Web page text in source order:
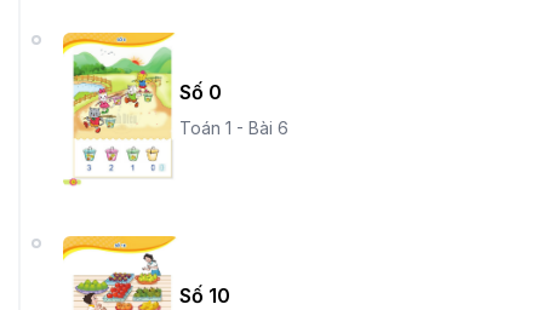
Số 0
Toán 1 - Bài 6
Số 10